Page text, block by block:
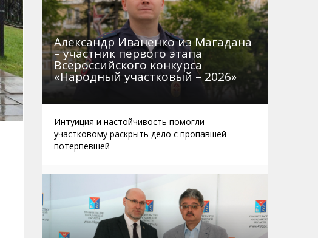
Александр Иваненко из Магадана
– участник первого этапа
Всероссийского конкурса
«Народный участковый – 2026»
Интуиция и настойчивость помогли
участковому раскрыть дело с пропавшей
потерпевшей